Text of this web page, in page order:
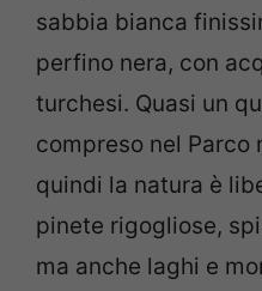
sabbia bianca
perfino nera, con
turchesi. Quasi un
compreso nel Parco
quindi la natura è
pinete rigogliose,
ma anche laghi e